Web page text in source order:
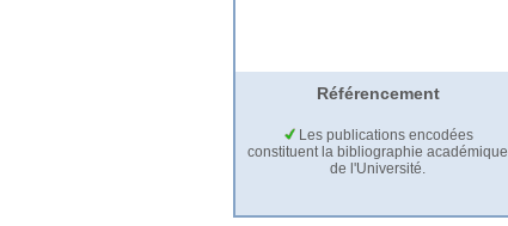
Référencement
Les publications encodées
constituent la bibliographie académique
de l'Université.